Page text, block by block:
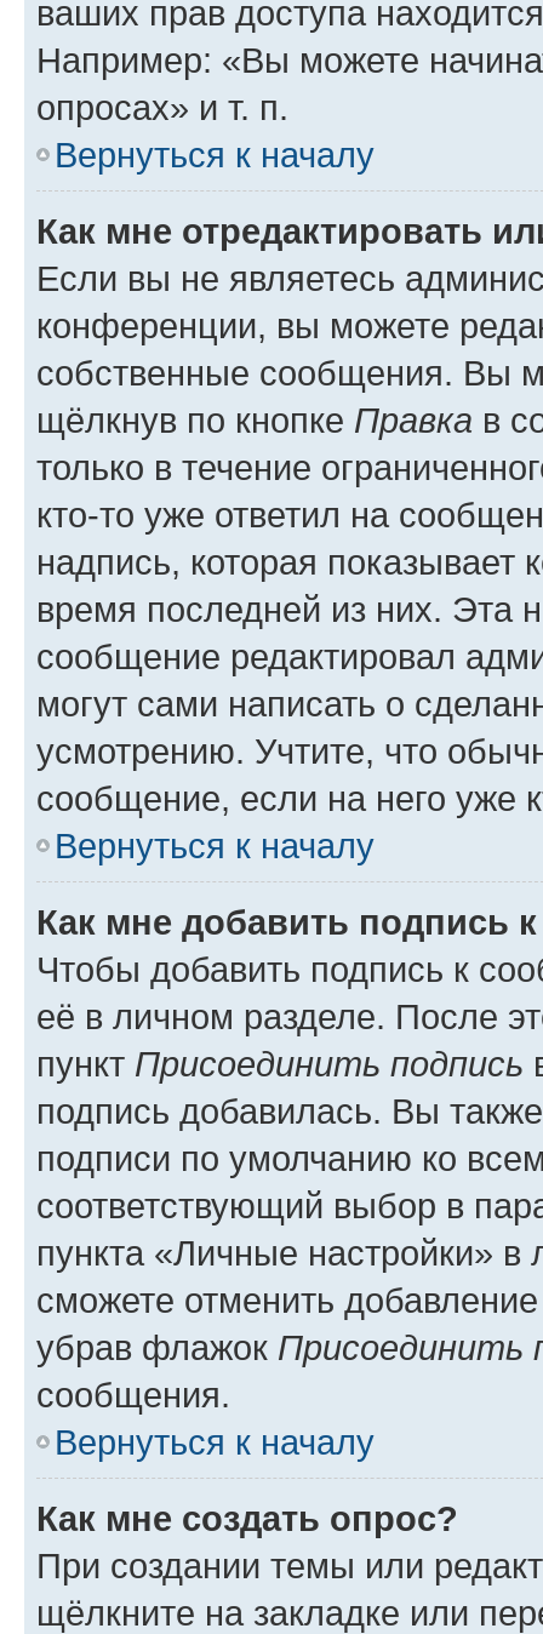
ваших прав доступа
Например: «Вы можете
опросах» и т. п.
Вернуться к началу
Как мне отредактировать
Если вы не являетесь
конференции, вы можете
собственные сообщения. Вы
щёлкнув по кнопке Правка в
только в течение
кто-то уже ответил на
надпись, которая показывает
время последней из них. Эта
сообщение редактировал
могут сами написать о
усмотрению. Учтите, что
сообщение, если на него уже
Вернуться к началу
Как мне добавить подпись
Чтобы добавить подпись к
её в личном разделе. После
пункт Присоединить подпись
подпись добавилась. Вы
подписи по умолчанию ко
соответствующий выбор в
пункта «Личные настройки»
сможете отменить
убрав флажок Присоединить
сообщения.
Вернуться к началу
Как мне создать опрос?
При создании темы или
щёлкните на закладке или